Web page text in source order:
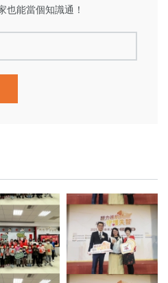
也能當個知識通！